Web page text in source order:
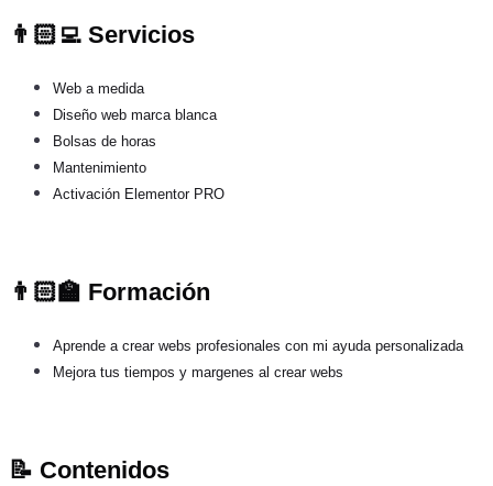
👨🏻‍💻 Servicios
Web a medida
Diseño web marca blanca
Bolsas de horas
Mantenimiento
Activación Elementor PRO
👨🏻‍🏫 Formación
Aprende a crear webs profesionales con mi ayuda personalizada
Mejora tus tiempos y margenes al crear webs
📝 Contenidos